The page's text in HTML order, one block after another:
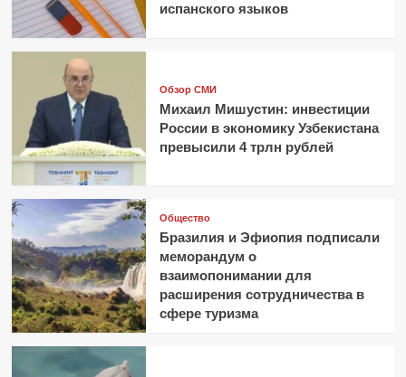
испанского языков
Обзор СМИ
Михаил Мишустин: инвестиции
России в экономику Узбекистана
превысили 4 трлн рублей
Общество
Бразилия и Эфиопия подписали
меморандум о
взаимопонимании для
расширения сотрудничества в
сфере туризма